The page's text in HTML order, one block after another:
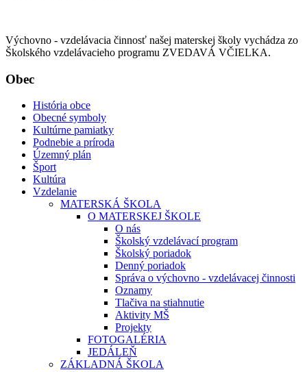
Výchovno - vzdelávacia činnosť našej materskej školy vychádza zo
Školského vzdelávacieho programu ZVEDAVÁ VČIELKA.
Obec
História obce
Obecné symboly
Kultúrne pamiatky
Podnebie a príroda
Územný plán
Šport
Kultúra
Vzdelanie
MATERSKÁ ŠKOLA
O MATERSKEJ ŠKOLE
O nás
Školský vzdelávací program
Školský poriadok
Denný poriadok
Správa o výchovno - vzdelávacej činnosti
Oznamy
Tlačiva na stiahnutie
Aktivity MŠ
Projekty
FOTOGALÉRIA
JEDÁLEŇ
ZÁKLADNÁ ŠKOLA